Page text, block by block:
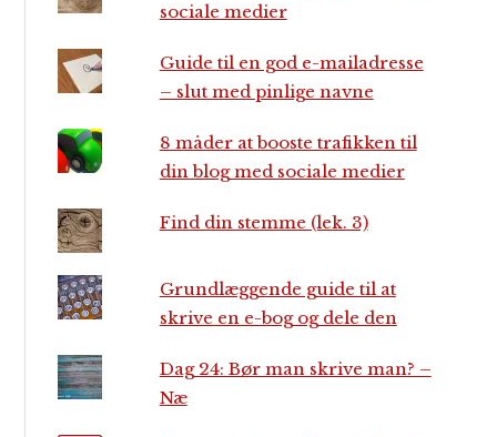
sociale medier
Guide til en god e-mailadresse
– slut med pinlige navne
8 måder at booste trafikken til
din blog med sociale medier
Find din stemme (lek. 3)
Grundlæggende guide til at
skrive en e-bog og dele den
Dag 24: Bør man skrive man? –
Næ